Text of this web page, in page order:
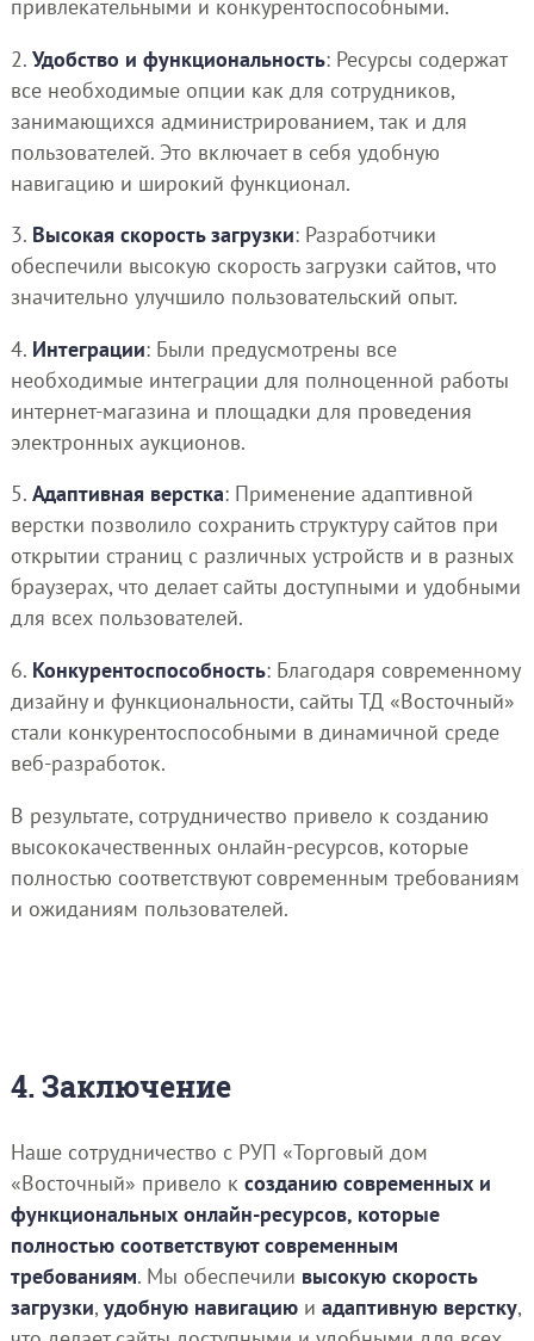
привлекательными и конкурентоспособными.
2. Удобство и функциональность: Ресурсы содержат
все необходимые опции как для сотрудников,
занимающихся администрированием, так и для
пользователей. Это включает в себя удобную
навигацию и широкий функционал.
3. Высокая скорость загрузки: Разработчики
обеспечили высокую скорость загрузки сайтов, что
значительно улучшило пользовательский опыт.
4. Интеграции: Были предусмотрены все
необходимые интеграции для полноценной работы
интернет-магазина и площадки для проведения
электронных аукционов.
5. Адаптивная верстка: Применение адаптивной
верстки позволило сохранить структуру сайтов при
открытии страниц с различных устройств и в разных
браузерах, что делает сайты доступными и удобными
для всех пользователей.
6. Конкурентоспособность: Благодаря современному
дизайну и функциональности, сайты ТД «Восточный»
стали конкурентоспособными в динамичной среде
веб-разработок.
В результате, сотрудничество привело к созданию
высококачественных онлайн-ресурсов, которые
полностью соответствуют современным требованиям
и ожиданиям пользователей.
4. Заключение
Наше сотрудничество с РУП «Торговый дом
«Восточный» привело к созданию современных и
функциональных онлайн-ресурсов, которые
полностью соответствуют современным
требованиям. Мы обеспечили высокую скорость
загрузки, удобную навигациюи адаптивную верстку,